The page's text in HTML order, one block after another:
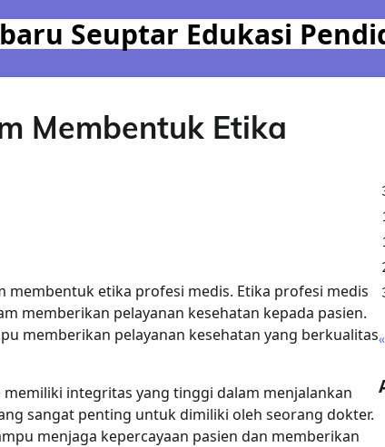
Seuptar Edukasi
Membentuk Etika
etika profesi medis. Etika profesi medis
memberikan pelayanan kesehatan kepada pasien.
memberikan pelayanan kesehatan yang berkualitas
integritas yang tinggi dalam menjalankan
sangat penting untuk dimiliki oleh seorang dokter.
menjaga kepercayaan pasien dan memberikan